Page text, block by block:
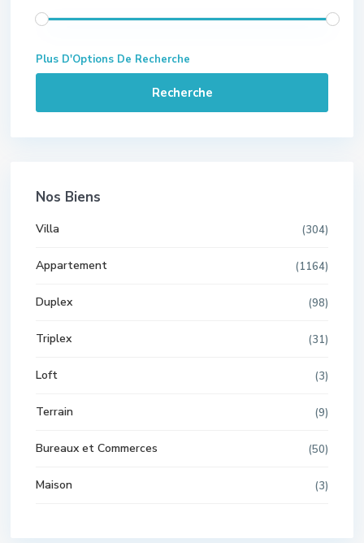
Plus D'Options De Recherche
Recherche
Nos Biens
Villa (304)
Appartement (1164)
Duplex (98)
Triplex (31)
Loft (3)
Terrain (9)
Bureaux et Commerces (50)
Maison (3)